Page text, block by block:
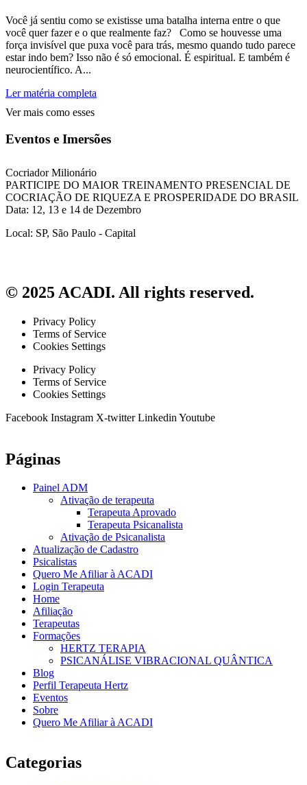
Você já sentiu como se existisse uma batalha interna entre o que
você quer fazer e o que realmente faz? Como se houvesse uma
força invisível que puxa você para trás, mesmo quando tudo parece
estar indo bem? Isso não é só emocional. É espiritual. E também é
neurocientífico. A...
Ler matéria completa
Ver mais como esses
Eventos e Imersões
Cocriador Milionário
PARTICIPE DO MAIOR TREINAMENTO PRESENCIAL DE
COCRIAÇÃO DE RIQUEZA E PROSPERIDADE DO BRASIL
Data: 12, 13 e 14 de Dezembro
Local: SP, São Paulo - Capital
© 2025 ACADI. All rights reserved.
Privacy Policy
Terms of Service
Cookies Settings
Privacy Policy
Terms of Service
Cookies Settings
Facebook Instagram X-twitter Linkedin Youtube
Páginas
Painel ADM
Ativação de terapeuta
Terapeuta Aprovado
Terapeuta Psicanalista
Ativação de Psicanalista
Atualização de Cadastro
Psicalistas
Quero Me Afiliar à ACADI
Login Terapeuta
Home
Afiliação
Terapeutas
Formações
HERTZ TERAPIA
PSICANÁLISE VIBRACIONAL QUÂNTICA
Blog
Perfil Terapeuta Hertz
Eventos
Sobre
Quero Me Afiliar à ACADI
Categorias